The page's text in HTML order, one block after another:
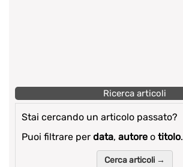
Ricerca articoli
Stai cercando un articolo passato?
Puoi filtrare per data, autore o titolo.
Cerca articoli →